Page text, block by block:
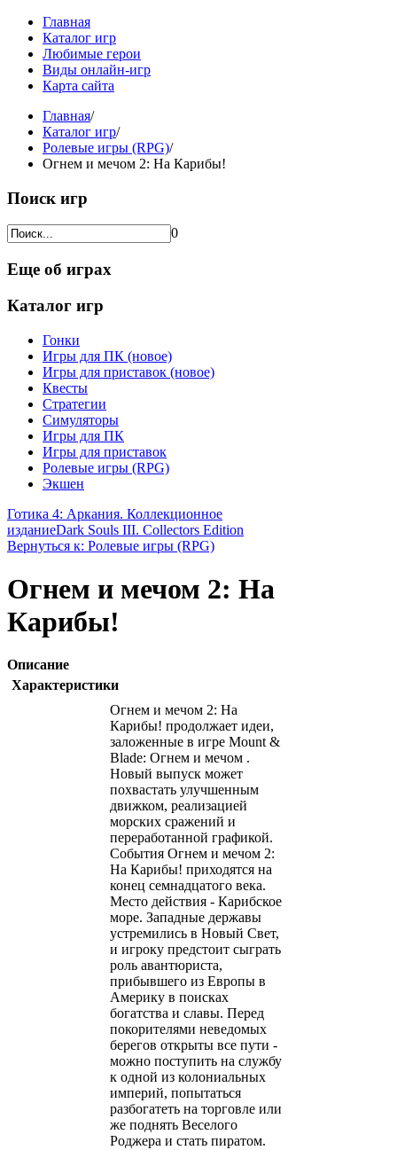
Главная
Каталог игр
Любимые герои
Виды онлайн-игр
Карта сайта
Главная/
Каталог игр/
Ролевые игры (RPG)/
Огнем и мечом 2: На Карибы!
Поиск игр
0
Еще об играх
Каталог игр
Гонки
Игры для ПК (новое)
Игры для приставок (новое)
Квесты
Стратегии
Симуляторы
Игры для ПК
Игры для приставок
Ролевые игры (RPG)
Экшен
Готика 4: Аркания. Коллекционное
изданиеDark Souls III. Collectors Edition
Вернуться к: Ролевые игры (RPG)
Огнем и мечом 2: На
Карибы!
Описание
Характеристики
Огнем и мечом 2: На
Карибы! продолжает идеи,
заложенные в игре Mount &
Blade: Огнем и мечом .
Новый выпуск может
похвастать улучшенным
движком, реализацией
морских сражений и
переработанной графикой.
События Огнем и мечом 2:
На Карибы! приходятся на
конец семнадцатого века.
Место действия - Карибское
море. Западные державы
устремились в Новый Свет,
и игроку предстоит сыграть
роль авантюриста,
прибывшего из Европы в
Америку в поисках
богатства и славы. Перед
покорителями неведомых
берегов открыты все пути -
можно поступить на службу
к одной из колониальных
империй, попытаться
разбогатеть на торговле или
же поднять Веселого
Роджера и стать пиратом.